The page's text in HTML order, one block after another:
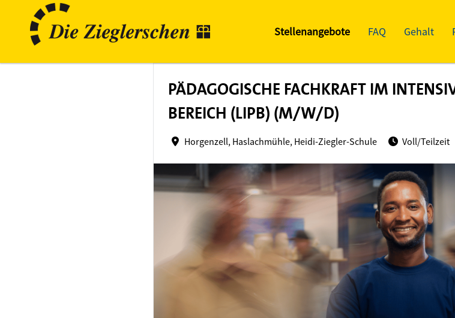
Stellenangebote FAQ Gehalt
PÄDAGOGISCHE FACHKRAFT IM
BEREICH (LIPB) (M/W/D)
Horgenzell, Haslachmühle, Heidi-Ziegler-Schule Voll/Teilzeit